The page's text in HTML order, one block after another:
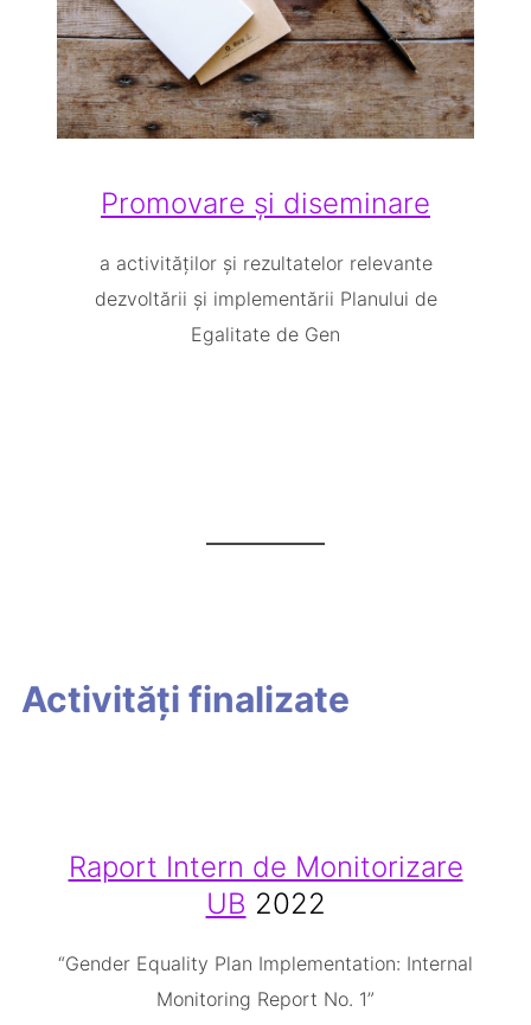
Promovare și diseminare
a activităților și rezultatelor relevante
dezvoltării și implementării Planului de
Egalitate de Gen
Activități finalizate
Raport Intern de Monitorizare
UB 2022
“Gender Equality Plan Implementation: Internal
Monitoring Report No. 1”